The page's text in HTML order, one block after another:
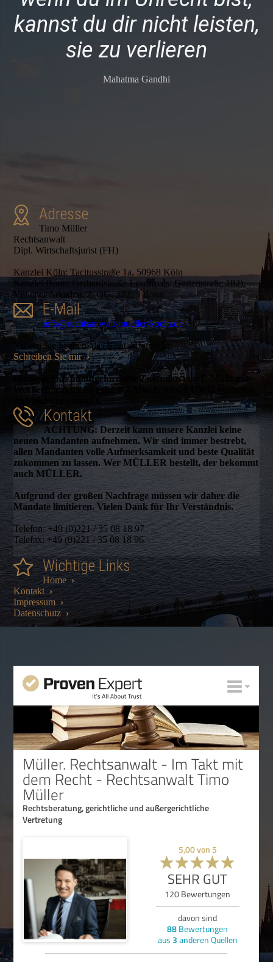
kannst du dir nicht leisten,
sie zu verlieren
Mahatma Gandhi
Adresse
Timo Müller
Rechtsanwalt
Dipl. Wirtschaftsjurist (FH)
Kanzlei Köln: Tacitusstraße 1a, 50968 Köln
Kanzlei Bonn: Gerhardstraße 1 (vormals: Gartenstraße 102),
Villicher Arkaden, 2. OG, 53225 Bonn
E-Mail
info@rechtsanwalt-mueller-koeln.de
Nutzen Sie bequem das Kontaktformular:
Schreiben Sie mir ›
Hinweis: Das unaufgeforderte Zusenden von E-Mails mit
Werbecharakter ist gem. § 7 Abs. 1, Abs. 2 UWG verboten
Kontakt
ACHTUNG: Derzeit kann unsere Kanzlei keine
neuen Mandanten aufnehmen. Wir sind immer bestrebt,
allen Mandanten volle Aufmerksamkeit und beste Qualität
zukommen zu lassen. Wer MÜLLER bestellt, der bekommt
auch MÜLLER.
Aufgrund der großen Nachfrage müssen wir daher die
Mandate limitieren. Vielen Dank für Ihr Verständnis.
Telefon: +49 (0)221 / 35 08 18 97
Telefax: +49 (0)221 / 35 08 18 96
Wichtige Links
Home ›
Kontakt ›
Impressum ›
Datenschutz ›